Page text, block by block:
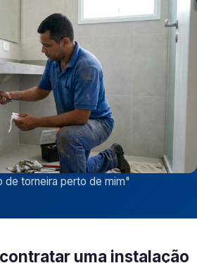
de torneira perto de mim"
uma instalação